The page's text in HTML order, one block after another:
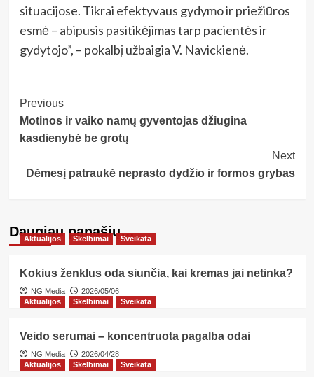
situacijose. Tikrai efektyvaus gydymo ir priežiūros
esmė – abipusis pasitikėjimas tarp pacientės ir
gydytojo”, – pokalbį užbaigia V. Navickienė.
Post
Navigation
Previous
Motinos ir vaiko namų gyventojas džiugina
kasdienybė be grotų
Next
Dėmesį patraukė neprasto dydžio ir formos grybas
Daugiau panašių…
Aktualijos Skelbimai Sveikata
Kokius ženklus oda siunčia, kai kremas jai netinka?
NG Media
2026/05/06
Aktualijos
Skelbimai Sveikata
Veido serumai – koncentruota pagalba odai
NG Media
2026/04/28
Aktualijos
Skelbimai Sveikata